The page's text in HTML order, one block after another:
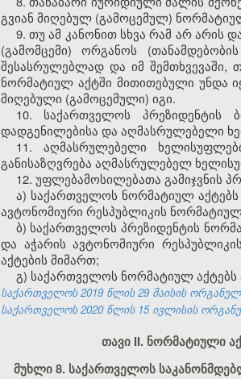
გვიან მიღებულ (გამოცემულ)
9. თუ ამ კანონით სხვა რამ არ არის
(გამომცემი) ორგანოს
შესასრულებლად და იმ შემთხვევაში,
ნორმატიულ აქტში მითითებული უნდა
მიღებული (გამოცემული) იგი.
10. საქართველოს პრეზიდენტის
დადგენილებისა და აღმასრულებელი
11. აღმასრულებელი
განისაზღვრება აღმასრულებელ
12. უფლებამოსილებათა გამიჯვნის
ა) საქართველოს ნორმატიულ აქტებს
ავტონომიური რესპუბლიკის
ბ) საქართველოს პრეზიდენტის
და აჭარის ავტონომიური
აქტების მიმართ;
გ) საქართველოს ნორმატიულ აქტებს
საქართველოს 2019 წლის 29 მაისის
საქართველოს 2020 წლის 15 ივლისის
თავი II. ნორმატიული
მუხლი 8. საქართველოს